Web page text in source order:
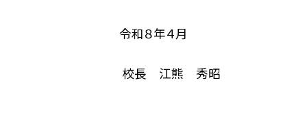
令和８年４月
校長 江熊 秀昭